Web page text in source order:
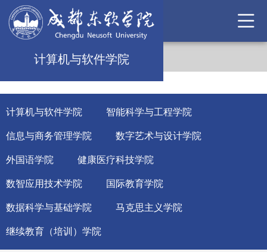
计算机与软件学院
计算机与软件学院 智能科学与工程学院
信息与商务管理学院 数字艺术与设计学院
外国语学院 健康医疗科技学院
数智应用技术学院 国际教育学院
数据科学与基础学院 马克思主义学院
继续教育（培训）学院